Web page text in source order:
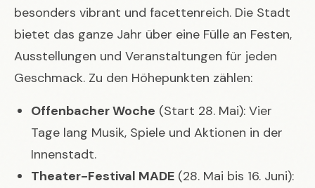
besonders vibrant und facettenreich. Die Stadt
bietet das ganze Jahr über eine Fülle an Festen,
Ausstellungen und Veranstaltungen für jeden
Geschmack. Zu den Höhepunkten zählen:
Offenbacher Woche (Start 28. Mai): Vier
Tage lang Musik, Spiele und Aktionen in der
Innenstadt.
Theater-Festival MADE (28. Mai bis 16. Juni):